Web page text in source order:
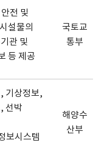
전 및
설물의
관 및
등 제공
국토교
통부
기상정보,
선박
보시스템
해양수
산부